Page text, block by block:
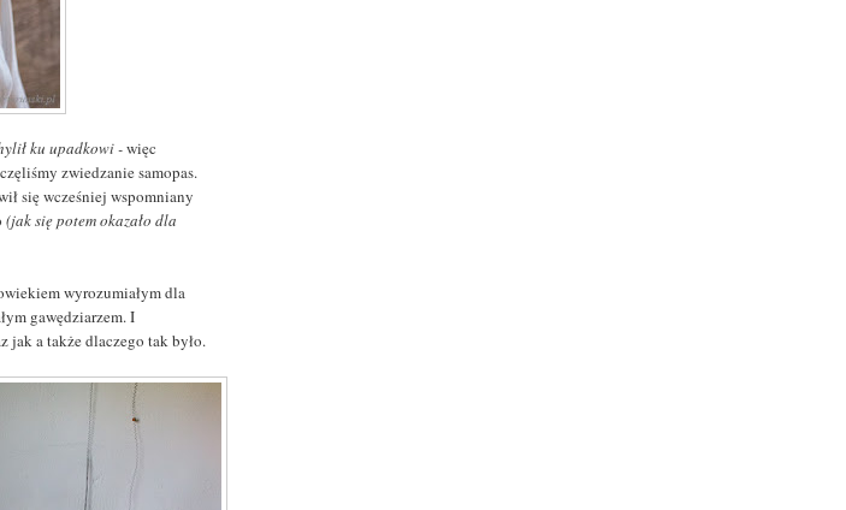
ku upadkowi -więc
zwiedzanie samopas.
się wcześniej wspomniany
(jak się potem okazało dla
wyrozumiałym dla
gawędziarzem. I
jak a także dlaczego tak było.